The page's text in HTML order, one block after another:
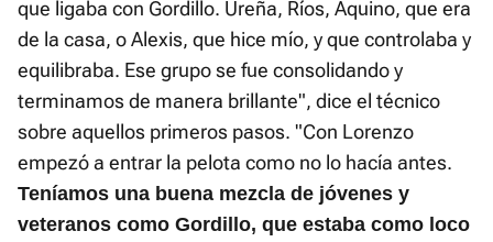
que ligaba con Gordillo. Ureña, Ríos, Aquino, que era
de la casa, o Alexis, que hice mío, y que controlaba y
equilibraba. Ese grupo se fue consolidando y
terminamos de manera brillante", dice el técnico
sobre aquellos primeros pasos. "Con Lorenzo
empezó a entrar la pelota como no lo hacía antes.
Teníamos una buena mezcla de jóvenes y
veteranos como Gordillo, que estaba como loco